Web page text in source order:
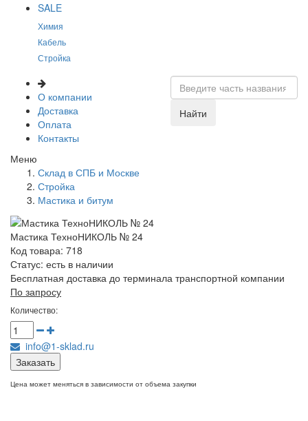
SALE
Химия
Кабель
Стройка
О компании
Доставка
Оплата
Контакты
Найти
Меню
Склад в СПБ и Москве
Стройка
Мастика и битум
Мастика ТехноНИКОЛЬ № 24
Код товара: 718
Статус: есть в наличии
Бесплатная доставка до терминала транспортной компании
По запросу
Количество:
info@1-sklad.ru
Заказать
Цена может меняться в зависимости от объема закупки